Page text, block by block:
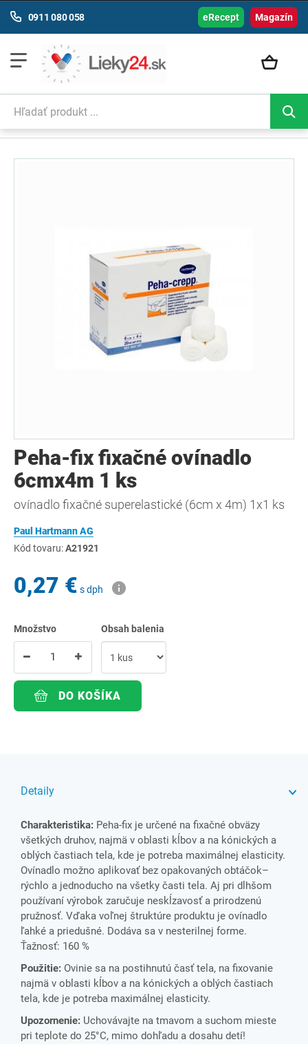
Magazín
0911 080 058 eRecept
Peha-fix fixačné ovínadlo
6cmx4m 1 ks
ovínadlo fixačné superelastické (6cm x 4m) 1x1 ks
Paul Hartmann AG
Kód tovaru:A21921
0,27 € s dph
Množstvo Obsah balenia
DO KOŠÍKA
Detaily
Charakteristika: Peha-fix je určené na fixačné obväzy
všetkých druhov, najmä v oblasti kĺbov a na kónických a
oblých častiach tela, kde je potreba maximálnej elasticity.
Ovínadlo možno aplikovať bez opakovaných obtáčok–
rýchlo a jednoducho na všetky časti tela. Aj pri dlhšom
používaní výrobok zaručuje neskĺzavosť a prirodzenú
pružnosť. Vďaka voľnej štruktúre produktu je ovínadlo
ľahké a priedušné. Dodáva sa v nesterilnej forme.
Ťažnosť: 160 %
Použitie: Ovinie sa na postihnutú časť tela, na fixovanie
najmä v oblasti kĺbov a na kónických a oblých častiach
tela, kde je potreba maximálnej elasticity.
Upozornenie: Uchovávajte na tmavom a suchom mieste
pri teplote do 25°C, mimo dohľadu a dosahu detí!